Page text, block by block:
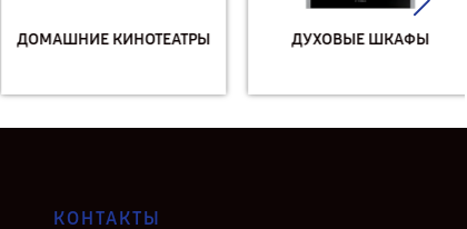
ДОМАШНИЕ КИНОТЕАТРЫ ДУХОВЫЕ ШКАФЫ
КОНТАКТЫ